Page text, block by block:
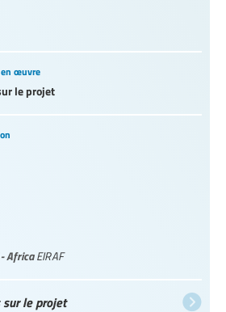
en œuvre
le projet
AfricaEIRAF
le projet